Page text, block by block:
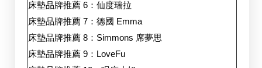
床墊品牌推薦 6：仙度瑞拉
床墊品牌推薦 7：德國 Emma
床墊品牌推薦 8：Simmons 席夢思
床墊品牌推薦 9：LoveFu